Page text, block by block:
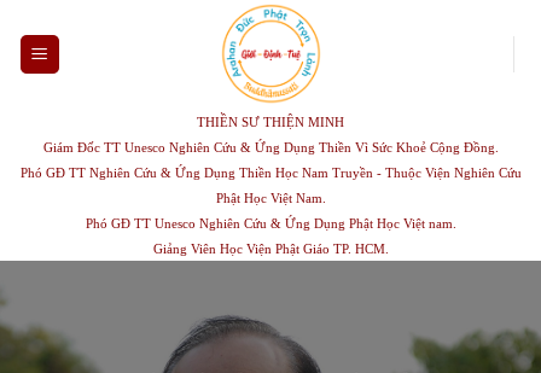
content
THIỀN SƯ THIỆN MINH
Giám Đốc TT Unesco Nghiên Cứu & Ứng Dụng Thiền Vì Sức Khoẻ Cộng Đồng.
Phó GĐ TT Nghiên Cứu & Ứng Dụng Thiền Học Nam Truyền - Thuộc Viện Nghiên Cứu
Phật Học Việt Nam.
Phó GĐ TT Unesco Nghiên Cứu & Ứng Dụng Phật Học Việt nam.
Giảng Viên Học Viện Phật Giáo TP. HCM.